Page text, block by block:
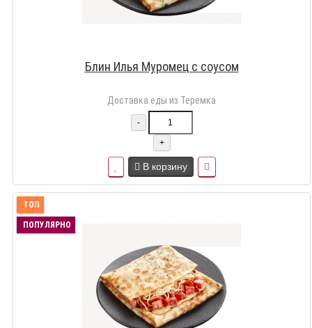
Блин Илья Муромец с соусом
Доставка еды из Теремка
-
+
В корзину
ТОП
ПОПУЛЯРНО